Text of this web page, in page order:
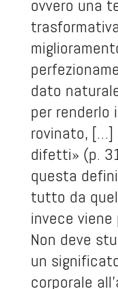
ovvero una
dato
per renderlo
rovinato, […]
difetti» (p.
questa
tutto da
invece
Non deve
un
corporale